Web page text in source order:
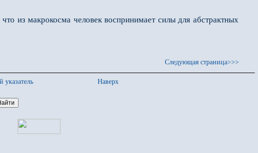
из макрокосма человек воспринимает силы для абстрактных
Следующая страница>>>
указатель
Наверх